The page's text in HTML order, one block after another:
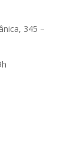
345 –